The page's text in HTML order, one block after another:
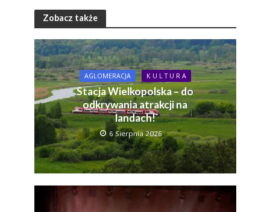
Zobacz także
AGLOMERACJA K U L T U R A
Stacja Wielkopolska – do
odkrywania atrakcji na
landach!
6 Sierpnia 2026